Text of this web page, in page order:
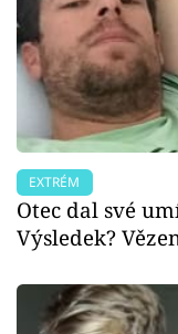
EXTRÉM
Otec dal své
Výsledek?